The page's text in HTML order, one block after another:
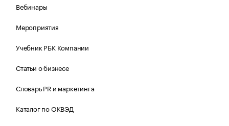
Вебинары
Мероприятия
Учебник РБК Компании
Статьи о бизнесе
Словарь PR и маркетинга
Каталог по ОКВЭД